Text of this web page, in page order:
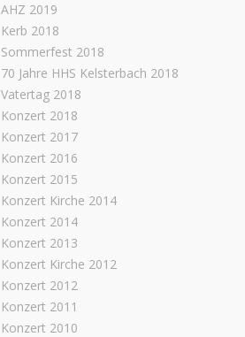
AHZ 2019
Kerb 2018
Sommerfest 2018
70 Jahre HHS Kelsterbach 2018
Vatertag 2018
Konzert 2018
Konzert 2017
Konzert 2016
Konzert 2015
Konzert Kirche 2014
Konzert 2014
Konzert 2013
Konzert Kirche 2012
Konzert 2012
Konzert 2011
Konzert 2010